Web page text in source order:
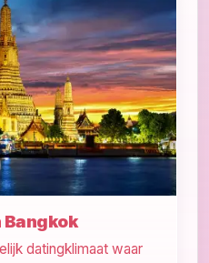
Bangkok
datingklimaat waar